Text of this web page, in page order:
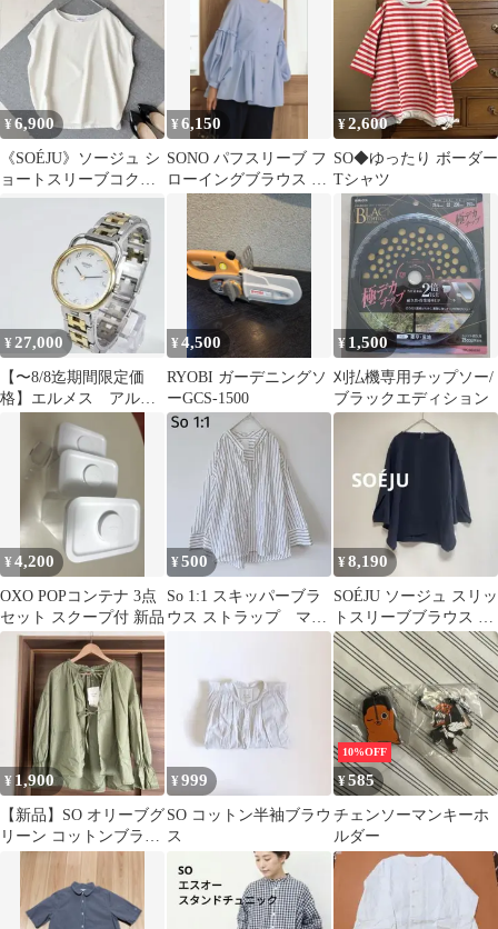
¥6,900
《SOÉJU》ソージュ シ
ョートスリーブコクー
ンブラウス
¥6,150
SONO パフスリーブ フ
ローイングブラウス 長
¥2,600
SO◆ゆったり ボーダー
Tシャツ
¥27,000
【〜8/8迄期間限定価
格】エルメス アルソ
¥4,500
RYOBI ガーデニングソ
ーGCS-1500
¥ 1,500
刈払機専用チップソー/
ブラックエディション
¥4,200
OXO POPコンテナ 3点
セット スクープ付 新品
¥500
So 1:1 スキッパーブラ
ウス ストラップ マニ
¥8,190
SOÉJU ソージュ スリッ
トスリーブブラウス ネ
イビー M 洗濯可
¥ 1,900
【新品】SO オリーブグ
リーン コットンブラウ
¥999
SO コットン半袖ブラウ
ス
10%OFF
¥585
チェンソーマンキーホ
ルダー